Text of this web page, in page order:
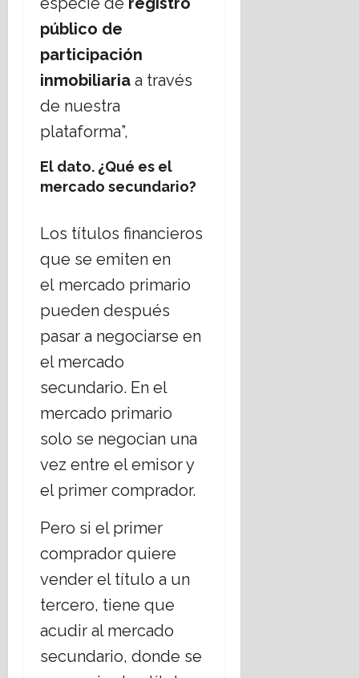
público de
participación
inmobiliaria a través
de nuestra
plataforma”,
El dato. ¿Qué es el
mercado secundario?
Los títulos financieros
que se emiten en
el mercado primario
pueden después
pasar a negociarse en
el mercado
secundario. En el
mercado primario
solo se negocian una
vez entre el emisor y
el primer comprador.
Pero si el primer
comprador quiere
vender el título a un
tercero, tiene que
acudir al mercado
secundario, donde se